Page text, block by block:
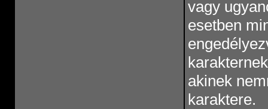
vagy
esetben
akinek
karaktere.